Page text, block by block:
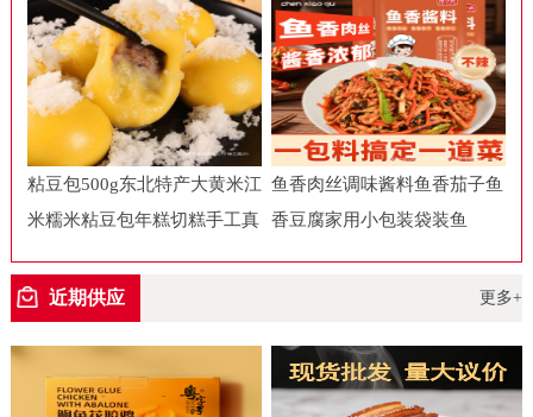
粘豆包500g东北特产大黄米江
米糯米粘豆包年糕切糕手工真
鱼香肉丝调味酱料鱼香茄子鱼
香豆腐家用小包装袋装鱼
近期供应 更多+